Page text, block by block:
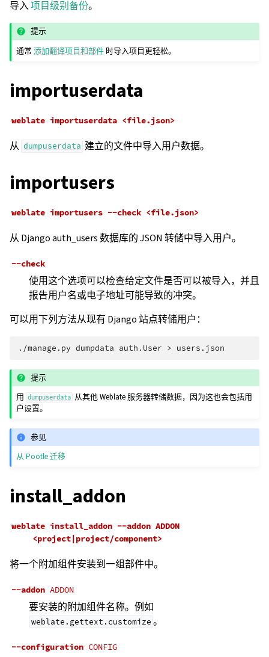
导入项目级别备份。
提示
通常添加翻译项目和部件 时导入项目更轻松。
importuserdata
weblate importuserdata <file.json>
从 dumpuserdata 建立的文件中导入用户数据。
importusers
weblate importusers --check <file.json>
从 Django auth_users 数据库的 JSON 转储中导入用户。
--check
使用这个选项可以检查给定文件是否可以被导入，并且
报告用户名或电子地址可能导致的冲突。
可以用下列方法从现有 Django 站点转储用户：
./manage.py dumpdata auth.User >
提示
用 dumpuserdata 从其他 Weblate 服务器转储数据，因为这也会包括用
户设置。
参见
从 Pootle 迁移
install_addon
weblate install_addon --addon ADDON
<project|project/component>
将一个附加组件安装到一组部件中。
--addon ADDON
要安装的附加组件名称。例如
weblate.gettext.customize 。
--configuration CONFIG